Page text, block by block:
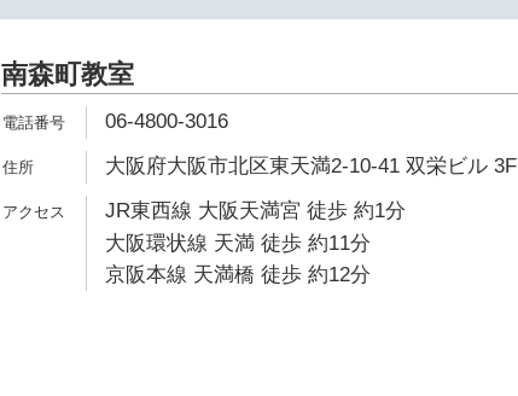
南森町教室
06-4800-3016
大阪府大阪市北区東天満2-10-41 双栄ビル 3F
JR東西線 大阪天満宮 徒歩 約1分
大阪環状線 天満 徒歩 約11分
京阪本線 天満橋 徒歩 約12分